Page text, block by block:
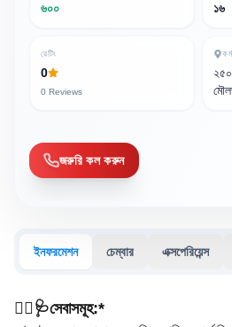
৬০০ ১৬
রেটিং
0
0 Reviews
২৫০
জরুরি কল করুন
ইনফরমেশন চেম্বার এক্সপেরিয়েন্স
🧑‍⚕️🩺সেবাসমূহ:*